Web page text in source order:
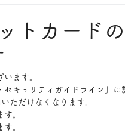
トカード
ます。
キュリティガイドライン」に
ただけなくなります。
。
。